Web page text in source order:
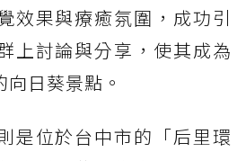
效果與療癒氛圍，成功引
上討論與分享，使其成為
日葵景點。
是位於台中市的「后里環